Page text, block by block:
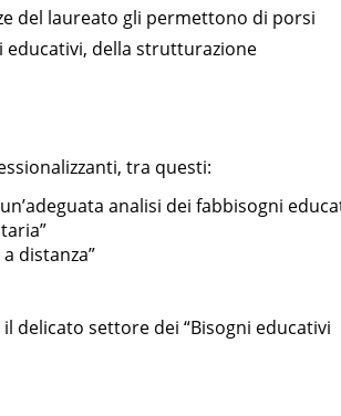
del laureato gli permettono di porsi
educativi, della strutturazione
tra questi:
analisi dei fabbisogni
distanza”
delicato settore dei “Bisogni educativi